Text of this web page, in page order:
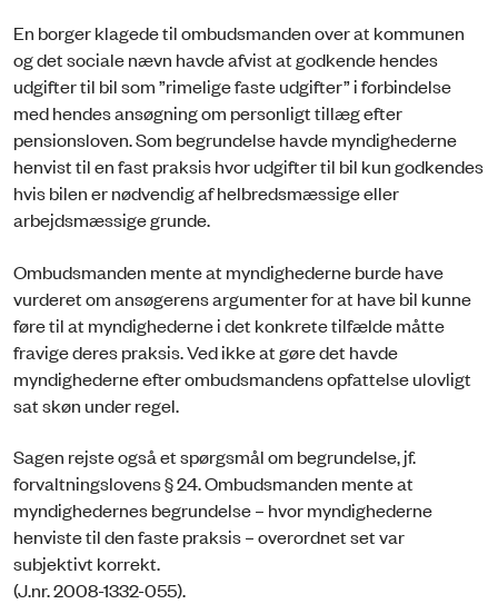
En borger klagede til ombudsmanden over at kommunen
og det sociale nævn havde afvist at godkende hendes
udgifter til bil som ”rimelige faste udgifter” i forbindelse
med hendes ansøgning om personligt tillæg efter
pensionsloven. Som begrundelse havde myndighederne
henvist til en fast praksis hvor udgifter til bil kun godkendes
hvis bilen er nødvendig af helbredsmæssige eller
arbejdsmæssige grunde.
Ombudsmanden mente at myndighederne burde have
vurderet om ansøgerens argumenter for at have bil kunne
føre til at myndighederne i det konkrete tilfælde måtte
fravige deres praksis. Ved ikke at gøre det havde
myndighederne efter ombudsmandens opfattelse ulovligt
sat skøn under regel.
Sagen rejste også et spørgsmål om begrundelse, jf.
forvaltningslovens § 24. Ombudsmanden mente at
myndighedernes begrundelse – hvor myndighederne
henviste til den faste praksis – overordnet set var
subjektivt korrekt.
(J.nr. 2008-1332-055).